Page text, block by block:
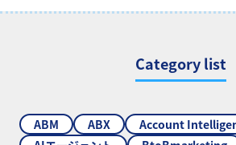
Category list
ABM ABX Account